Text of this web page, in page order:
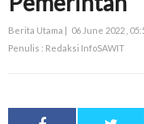
Berita Utama | 06 June 2022 ,
Penulis : Redaksi InfoSAWIT